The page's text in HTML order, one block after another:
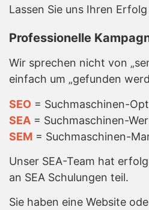
Lassen Sie uns Ihren
Professionelle
Wir sprechen nicht von
einfach um „gefunden
SEO = Suchmaschinen-
SEA = Suchmaschinen-
SEM = Suchmaschinen-
Unser SEA-Team hat
an SEA Schulungen teil.
Sie haben eine Website